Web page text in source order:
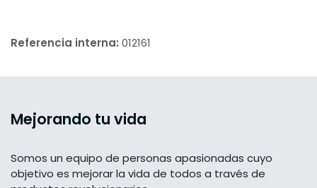
Referencia interna: 012161
Mejorando tu vida
Somos un equipo de personas apasionadas cuyo
objetivo es mejorar la vida de todos a través de